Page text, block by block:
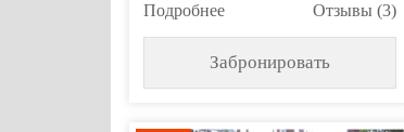
Подробнее Отзывы (3)
Забронировать